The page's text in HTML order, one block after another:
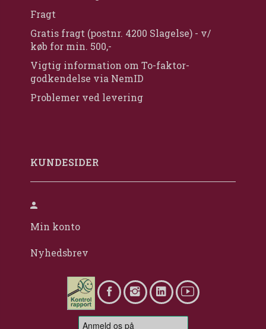
Fragt
Gratis fragt (postnr. 4200 Slagelse) - v/
køb for min. 500,-
Vigtig information om To-faktor-
godkendelse via NemID
Problemer ved levering
KUNDESIDER
Min konto
Nyhedsbrev